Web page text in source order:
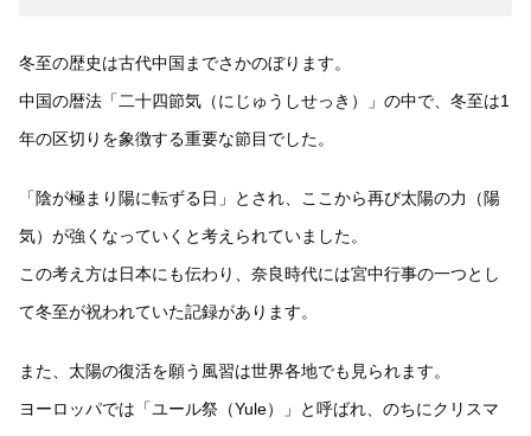
冬至の歴史は古代中国までさかのぼります。
中国の暦法「二十四節気（にじゅうしせっき）」の中で、冬至は1
年の区切りを象徴する重要な節目でした。
「陰が極まり陽に転ずる日」とされ、ここから再び太陽の力（陽
気）が強くなっていくと考えられていました。
この考え方は日本にも伝わり、奈良時代には宮中行事の一つとし
て冬至が祝われていた記録があります。
また、太陽の復活を願う風習は世界各地でも見られます。
ヨーロッパでは「ユール祭（Yule）」と呼ばれ、のちにクリスマ